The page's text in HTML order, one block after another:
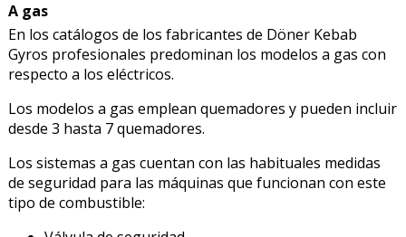
A gas
En los catálogos de los fabricantes de Döner Kebab
Gyros profesionales predominan los modelos a gas con
respecto a los eléctricos.
Los modelos a gas emplean quemadores y pueden incluir
desde 3 hasta 7 quemadores.
Los sistemas a gas cuentan con las habituales medidas
de seguridad para las máquinas que funcionan con este
tipo de combustible: